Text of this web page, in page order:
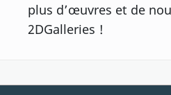
plus d’œuvres et de
2DGalleries !